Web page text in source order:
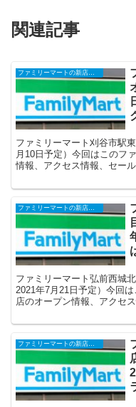
関連記事
ファミリーマート刈谷市駅
月10日予定）今回はこのフ
情報、アクセス情報、セー
ファミリーマートの新店舗開店・オープンセール(福袋)・閉店、クーポンなど
ファミリーマート弘前西城
2021年7月21日予定）今回
店のオープン情報、アクセ